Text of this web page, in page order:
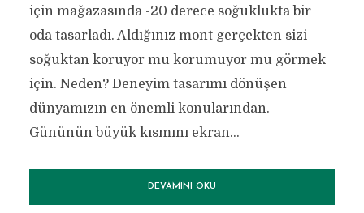
için mağazasında -20 derece soğuklukta bir
oda tasarladı. Aldığınız mont gerçekten sizi
soğuktan koruyor mu korumuyor mu görmek
için. Neden? Deneyim tasarımı dönüşen
dünyamızın en önemli konularından.
Gününün büyük kısmını ekran...
DEVAMINI OKU